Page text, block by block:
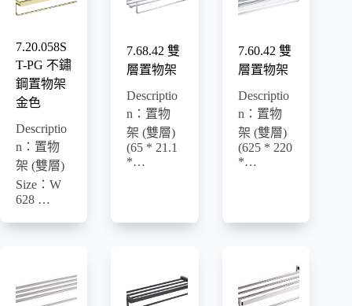
7.20.058S
T-PG 不鏽
鋼置物架
金色
Descriptio
n：置物
架 (雙層)
Size：W
628 …
7.68.42 雙
層置物架
Descriptio
n：置物
架 (雙層)
(65 * 21.1
*…
7.60.42 雙
層置物架
Descriptio
n：置物
架 (雙層)
(625 * 220
*…